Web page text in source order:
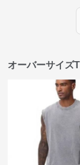
オーバーサイズ